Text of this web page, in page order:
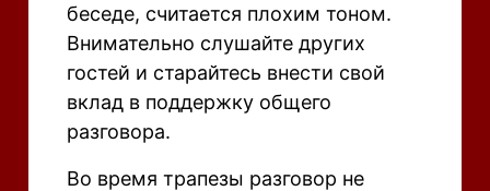
беседе, считается плохим тоном.
Внимательно слушайте других
гостей и старайтесь внести свой
вклад в поддержку общего
разговора.
Во время трапезы разговор не